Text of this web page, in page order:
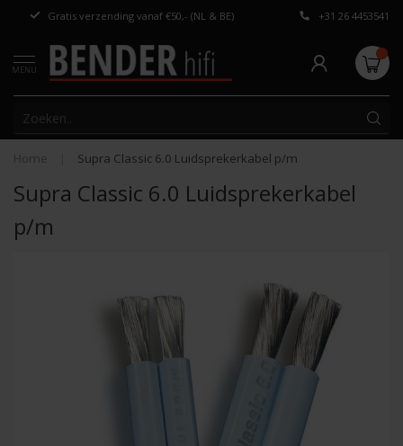
Gratis verzending vanaf €50,- (NL & BE) Persoonlijk
+31 26 4453541
MENU
Home Supra Classic 6.0 Luidsprekerkabel p/m
Supra Classic 6.0 Luidsprekerkabel
p/m